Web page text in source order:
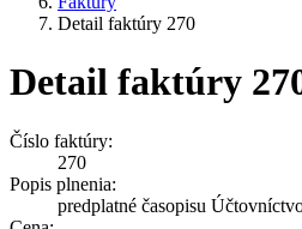
Detail faktúry 270
Detail faktúry
Číslo faktúry:
270
Popis plnenia:
predplatné časopisu